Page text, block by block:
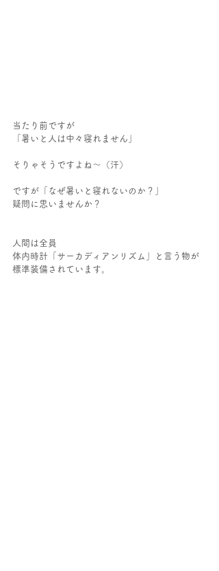
当たり前ですが
「暑いと人は中々寝れません」
そりゃそうですよね～（汗）
ですが「なぜ暑いと寝れないのか？」
疑問に思いませんか？
人間は全員
体内時計「サーカディアンリズム」と言う物が
標準装備されています。